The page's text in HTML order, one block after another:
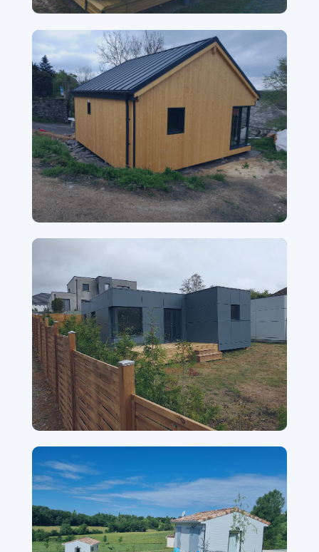
49 m² en Haute-Saône
Bardage épicéa, terrasse mélèze
49 m² en Ardèche
Val de Marne — Ardennes (08)
Fibrociment, 2 chambres, SDB